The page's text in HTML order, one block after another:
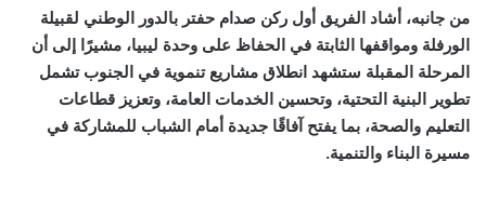
من جانبه، أشاد الفريق أول ركن صدام حفتر بالدور الوطني لقبيلة
الورفلة ومواقفها الثابتة في الحفاظ على وحدة ليبيا، مشيرًا إلى أن
المرحلة المقبلة ستشهد انطلاق مشاريع تنموية في الجنوب تشمل
تطوير البنية التحتية، وتحسين الخدمات العامة، وتعزيز قطاعات
التعليم والصحة، بما يفتح آفاقًا جديدة أمام الشباب للمشاركة في
مسيرة البناء والتنمية.